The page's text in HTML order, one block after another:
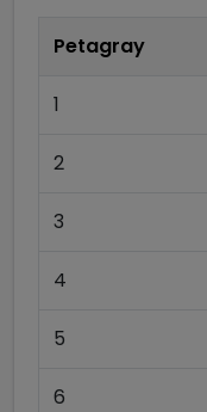
Petagray
1
2
3
4
5
6